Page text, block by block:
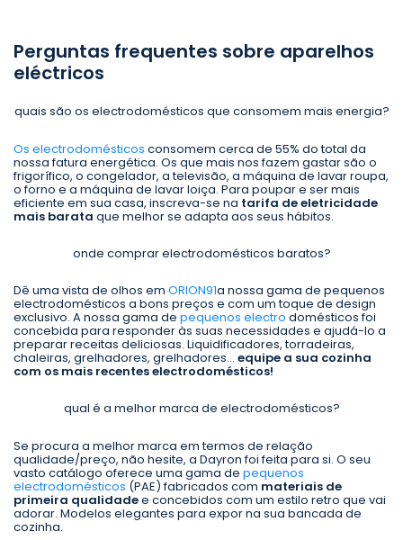
Perguntas frequentes sobre aparelhos
eléctricos
quais são os electrodomésticos que consomem mais energia?
Os electrodomésticos consomem cerca de 55% do total da
nossa fatura energética. Os que mais nos fazem gastar são o
frigorífico, o congelador, a televisão, a máquina de lavar roupa,
o forno e a máquina de lavar loiça. Para poupar e ser mais
eficiente em sua casa, inscreva-se na tarifa de eletricidade
mais barata que melhor se adapta aos seus hábitos.
onde comprar electrodomésticos baratos?
Dê uma vista de olhos em ORION91a nossa gama de pequenos
electrodomésticos a bons preços e com um toque de design
exclusivo. A nossa gama de pequenos electro domésticos foi
concebida para responder às suas necessidades e ajudá-lo a
preparar receitas deliciosas. Liquidificadores, torradeiras,
chaleiras, grelhadores, grelhadores... equipe a sua cozinha
com os mais recentes electrodomésticos!
qual é a melhor marca de electrodomésticos?
Se procura a melhor marca em termos de relação
qualidade/preço, não hesite, a Dayron foi feita para si. O seu
vasto catálogo oferece uma gama de pequenos
electrodomésticos (PAE) fabricados com materiais de
primeira qualidadee concebidos com um estilo retro que vai
adorar. Modelos elegantes para expor na sua bancada de
cozinha.